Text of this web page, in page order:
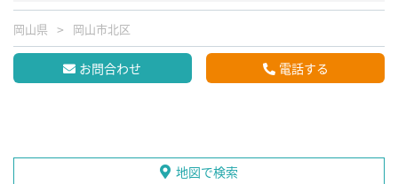
岡山県 岡山市北区
お問合わせ 電話する
地図で検索